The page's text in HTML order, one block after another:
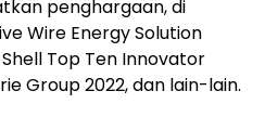
penghargaan, di
Wire Energy Solution
Top Ten Innovator
Group 2022, dan lain-lain.